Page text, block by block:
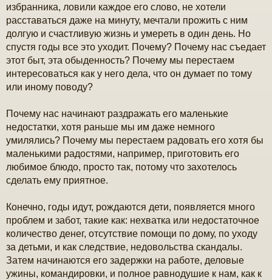
н
е
избранника, ловили каждое его слово, не хотели
расставаться даже на минуту, мечтали прожить с ним
долгую и счастливую жизнь и умереть в один день. Но
спустя годы все это уходит. Почему? Почему нас съедает
этот быт, эта обыденность? Почему мы перестаем
интересоваться как у него дела, что он думает по тому
или иному поводу?
Почему нас начинают раздражать его маленькие
недостатки, хотя раньше мы им даже немного
умилялись? Почему мы перестаем радовать его хотя бы
маленькими радостями, например, приготовить его
любимое блюдо, просто так, потому что захотелось
сделать ему приятное.
Конечно, годы идут, рождаются дети, появляется много
проблем и забот, такие как: нехватка или недостаточное
количество денег, отсутствие помощи по дому, по уходу
за детьми, и как следствие, недовольства скандалы.
Затем начинаются его задержки на работе, деловые
ужины, командировки, и полное равнодушие к нам, как к